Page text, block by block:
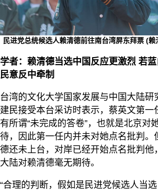
民进党总统候选人赖清德前往南台湾屏东拜票 (赖
学者：赖清德当选中国反应更激烈 若
民意反中牵制
台湾的文化大学国家发展与中国大陆研
建民接受本台采访时表示，蔡英文第一
有所谓“未完成的答卷”，也就是北京对
待，因此第一任内并未对她点名批判。
德还未上台，对岸已经开始点名批判他
大陆对赖清德毫无期待。
“合理的判断，假如是民进党候选人当